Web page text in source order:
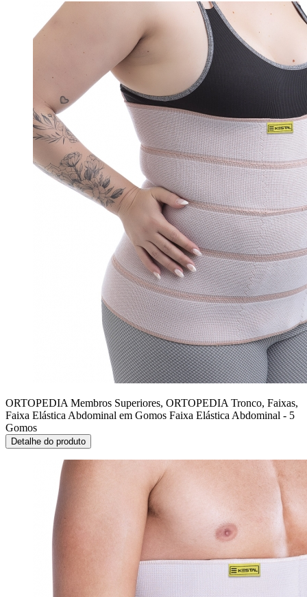
ORTOPEDIA Membros Superiores, ORTOPEDIA Tronco, Faixas,
Faixa Elástica Abdominal em Gomos Faixa Elástica Abdominal - 5
Gomos
Detalhe do produto